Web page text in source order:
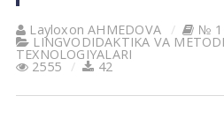
Layloxon АHMEDOVА № 1
LINGVODIDАKTIKА VА
TEXNOLOGIYALАRI
2555 42